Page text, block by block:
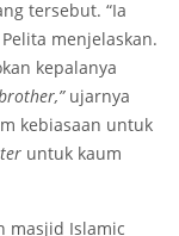
tersebut. “Ia
menjelaskan.
kepalanya
ujarnya
kebiasaan untuk
untuk kaum
masjid Islamic